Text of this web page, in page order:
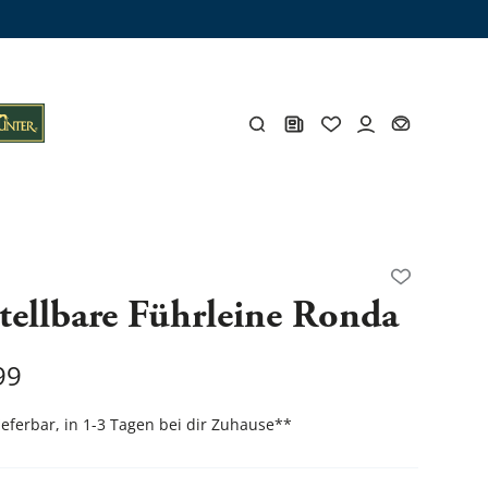
Führleine Ronda
in 1-3 Tagen bei dir Zuhause**